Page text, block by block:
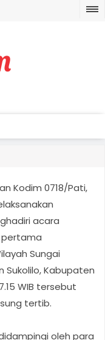
Kodim 0718/Pati,
acara
pertama
Sungai
Sukolilo, Kabupaten
WIB tersebut
tertib.
oleh para